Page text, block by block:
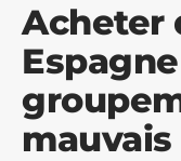
Acheter
mauvais